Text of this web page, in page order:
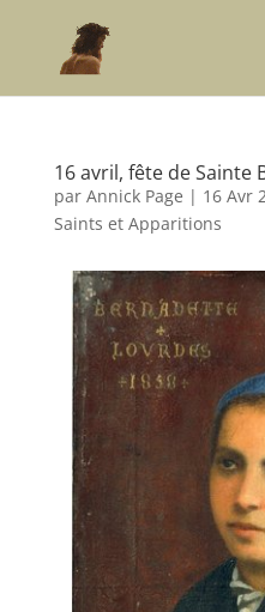
16 avril, fête de Sainte
par Annick Page | 16 Avr
Saints et Apparitions